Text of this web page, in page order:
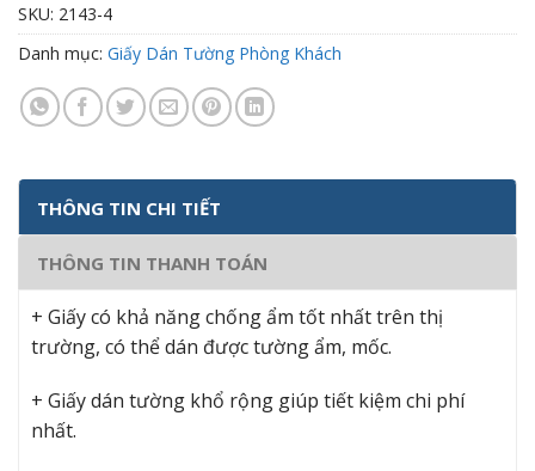
SKU: 2143-4
Danh mục: Giấy Dán Tường Phòng Khách
THÔNG TIN CHI TIẾT
THÔNG TIN THANH TOÁN
+ Giấy có khả năng chống ẩm tốt nhất trên thị
trường, có thể dán được tường ẩm, mốc.
+ Giấy dán tường khổ rộng giúp tiết kiệm chi phí
nhất.